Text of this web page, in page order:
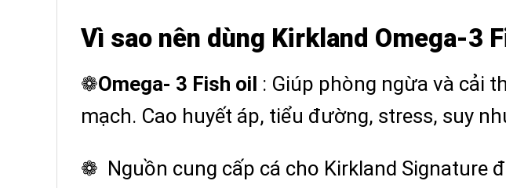
Vì sao nên dùng Kirkland Omega-3
❁Omega- 3 Fish oil : Giúp phòng ngừa và cải
mạch. Cao huyết áp, tiểu đường, stress, suy
❁ Nguồn cung cấp cá cho Kirkland Signature